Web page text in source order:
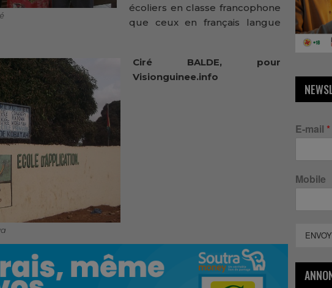
écoliers en classe francophone
que ceux en français langue
Ciré BALDE, pour
Visionguinee.info
E-mail *
Mobile